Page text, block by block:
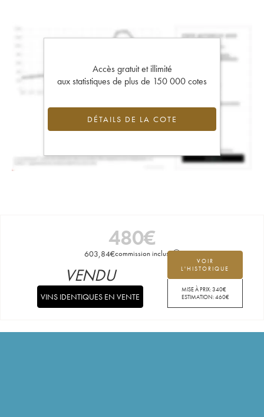
Accès gratuit et illimité
aux statistiques de plus de 150 000 cotes
DÉTAILS DE LA COTE
480€
603,84€commission incluse
VOIR
L'HISTORIQUE
MISE À PRIX:340€
ESTIMATION:460€
VENDU
VINS IDENTIQUES EN VENTE